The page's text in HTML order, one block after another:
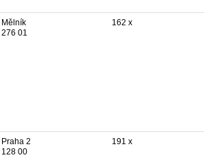
Mělník
276 01
162 x
Praha 2
128 00
191 x